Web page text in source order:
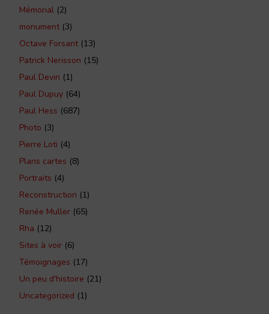
Mémorial (2)
monument(3)
Octave Forsant(13)
Patrick Nerisson (15)
Paul Devin (1)
Paul Dupuy (64)
Paul Hess (687)
Photo (3)
Pierre Loti (4)
Plans cartes (8)
Portraits (4)
Reconstruction (1)
Renée Muller (65)
Rha (12)
Sites à voir (6)
Témoignages (17)
Un peu d'histoire (21)
Uncategorized (1)